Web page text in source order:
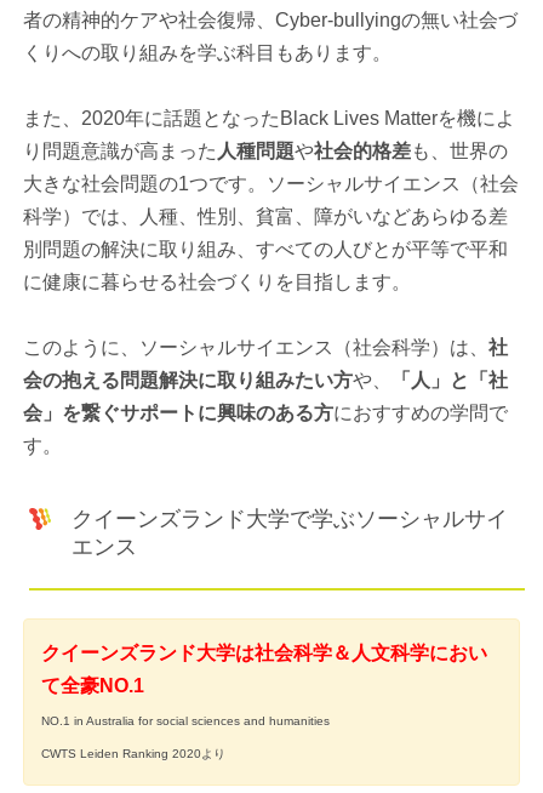
者の精神的ケアや社会復帰、Cyber-bullyingの無い社会づ
くりへの取り組みを学ぶ科目もあります。
また、2020年に話題となったBlack Lives Matterを機によ
り問題意識が高まった 人種問題や社会的格差も、世界の
大きな社会問題の1つです。ソーシャルサイエンス（社会
科学）では、人種、性別、貧富、障がいなどあらゆる差
別問題の解決に取り組み、すべての人びとが平等で平和
に健康に暮らせる社会づくりを目指します。
このように、ソーシャルサイエンス（社会科学）は、社
会の抱える問題解決に取り組みたい方や、
「人」と「社
会」を繋ぐサポートに興味のある方におすすめの学問で
す。
クイーンズランド大学で学ぶソーシャルサイ
エンス
クイーンズランド大学は社会科学＆人文科学におい
て全豪NO.1
NO.1 in Australia for social sciences and humanities
CWTS Leiden Ranking 2020より